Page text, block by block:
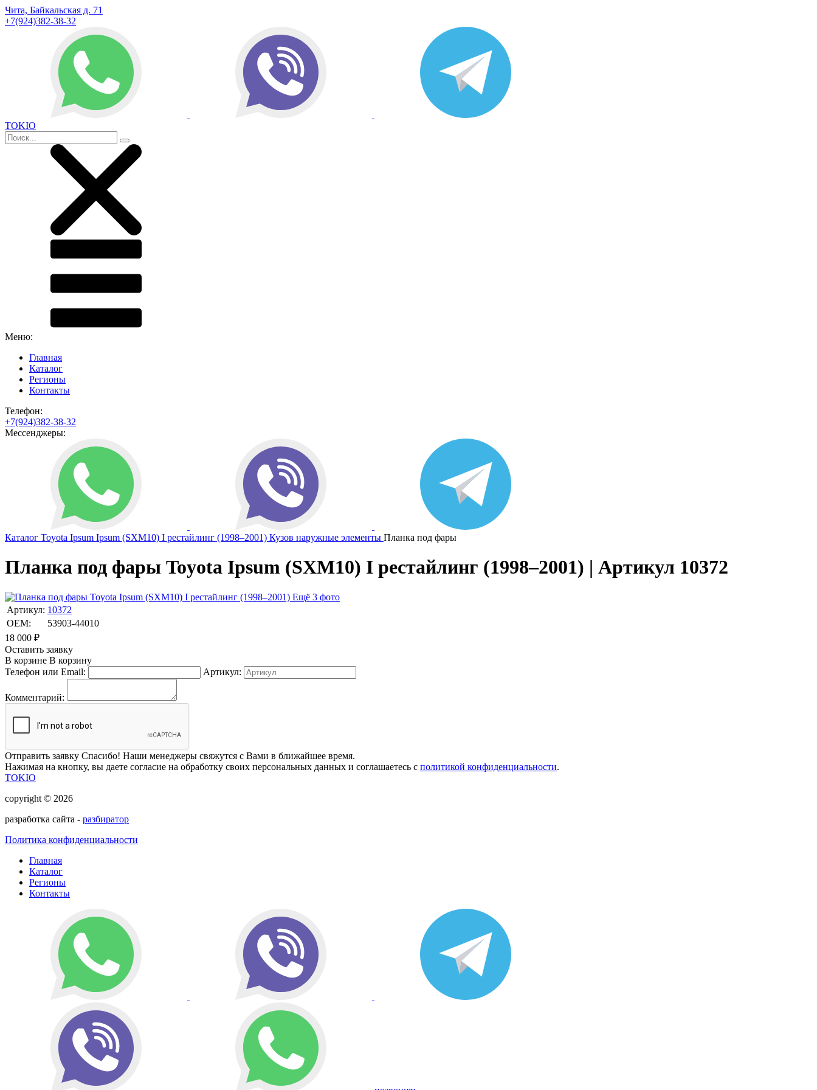
Чита, Байкальская д. 71
+7(924)382-38-32
TOKIO
Меню:
Главная
Каталог
Регионы
Контакты
Телефон:
+7(924)382-38-32
Мессенджеры:
Каталог Toyota Ipsum Ipsum (SXM10) I рестайлинг (1998–2001) Кузов наружные элементы Планка под фары
Планка под фары Toyota Ipsum (SXM10) I рестайлинг (1998–2001) | Артикул 10372
Ещё 3 фото
Артикул: 10372
OEM:
53903-44010
18 000 ₽
Оставить заявку
В корзине В корзину
Телефон или Email:
Артикул:
Комментарий:
Отправить заявку Спасибо! Наши менеджеры свяжутся с Вами в ближайшее время.
Нажимая на кнопку, вы даете согласие на обработку своих персональных данных и соглашаетесь с политикой конфиденциальности.
TOKIO
copyright © 2026
разработка сайта - разбиратор
Политика конфиденциальности
Главная
Каталог
Регионы
Контакты